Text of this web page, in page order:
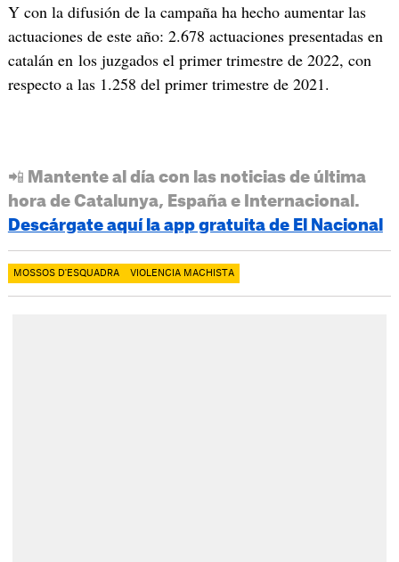
Y con la difusión de la campaña ha hecho aumentar las
actuaciones de este año: 2.678 actuaciones presentadas en
catalán en los juzgados el primer trimestre de 2022, con
respecto a las 1.258 del primer trimestre de 2021.
📲 Mantente al día con las noticias de última
hora de Catalunya, España e Internacional.
Descárgate aquí la app gratuita de El Nacional
MOSSOS D'ESQUADRA VIOLENCIA MACHISTA